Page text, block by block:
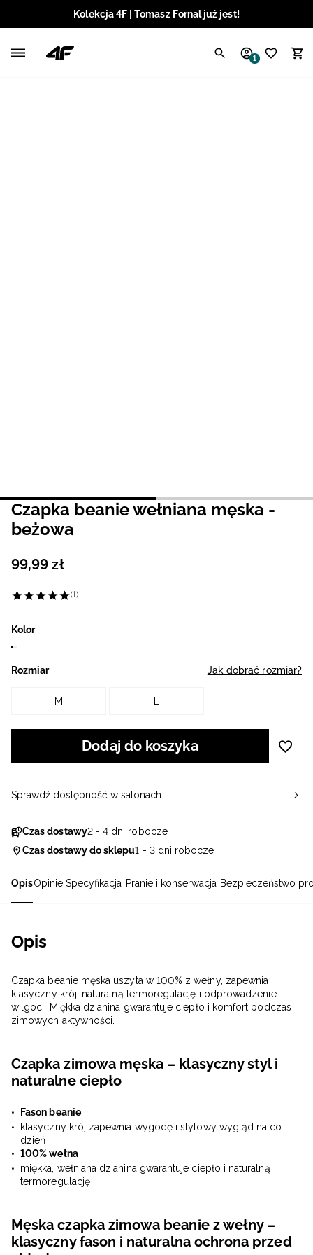
Kolekcja 4F | Tomasz Fornal już jest!
1
OpisOpinie Specyfikacja Pranie i konserwacja Bezpieczeństwo
Opis
Czapka beanie męska uszyta w 100% z wełny, zapewnia
klasyczny krój, naturalną termoregulację i odprowadzenie
wilgoci. Miękka dzianina gwarantuje ciepło i komfort podczas
zimowych aktywności.
Czapka zimowa męska – klasyczny styl i
naturalne ciepło
Fason beanie
klasyczny krój zapewnia wygodę i stylowy wygląd na co
dzień
100% wełna
miękka, wełniana dzianina gwarantuje ciepło i naturalną
termoregulację
Męska czapka zimowa beanie z wełny –
klasyczny fason i naturalna ochrona przed
Czapka beanie wełniana męska -
beżowa
99,99 zł
(1)
Kolor
Rozmiar Jak dobrać rozmiar?
M L
Dodaj do koszyka
Czas dostawy2 - 4 dni robocze
Czas dostawy do sklepu1 - 3 dni robocze
Sprawdź dostępność w salonach